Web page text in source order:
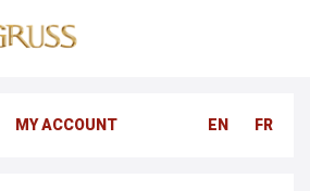
FR
EN
MY ACCOUNT